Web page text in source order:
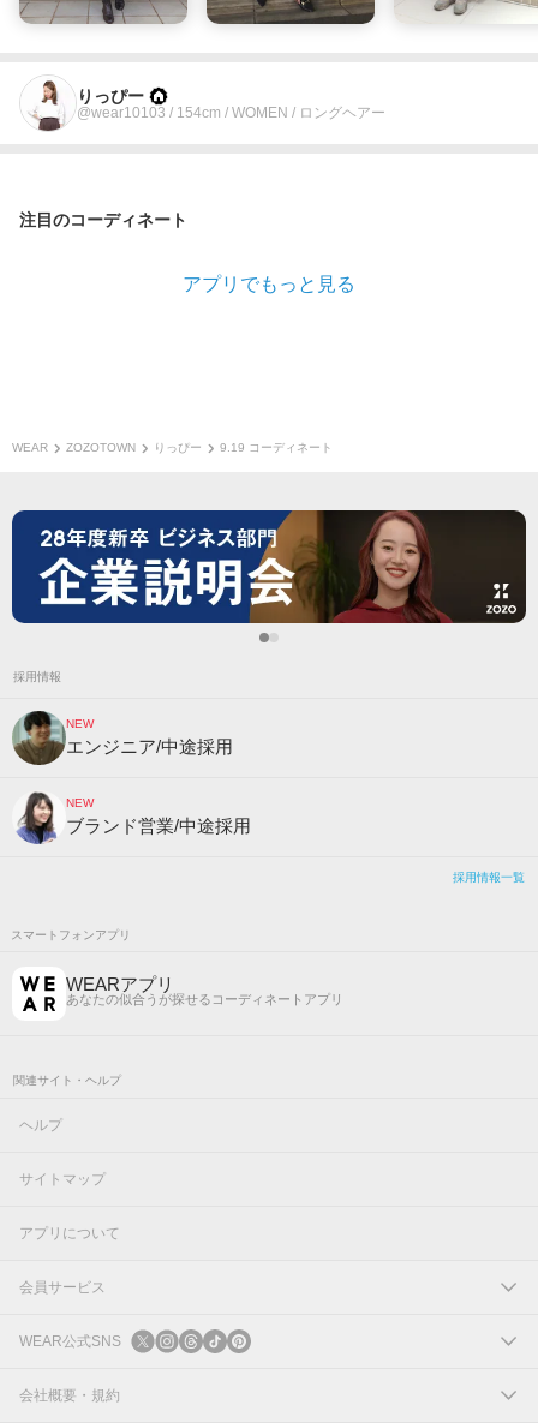
りっぴー
@wear10103 / 154cm / WOMEN / ロングヘアー
注目のコーディネート
アプリでもっと見る
WEAR ZOZOTOWN りっぴー 9.19 コーディネート
採用情報
NEW
エンジニア/中途採用
NEW
ブランド営業/中途採用
採用情報一覧
スマートフォンアプリ
WEARアプリ
あなたの似合うが探せるコーディネートアプリ
関連サイト・ヘルプ
ヘルプ
サイトマップ
アプリについて
会員サービス
ログイン
新規会員登録
WEAR公式SNS
X
会社概要・規約